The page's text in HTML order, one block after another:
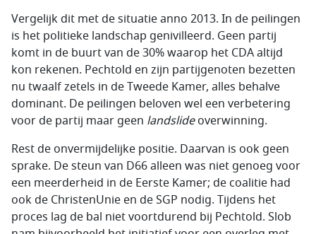
Vergelijk dit met de situatie anno 2013. In de peilingen
is het politieke landschap genivilleerd. Geen partij
komt in de buurt van de 30% waarop het CDA altijd
kon rekenen. Pechtold en zijn partijgenoten bezetten
nu twaalf zetels in de Tweede Kamer, alles behalve
dominant. De peilingen beloven wel een verbetering
voor de partij maar geen landslideoverwinning.
Rest de onvermijdelijke positie. Daarvan is ook geen
sprake. De steun van D66 alleen was niet genoeg voor
een meerderheid in de Eerste Kamer; de coalitie had
ook de ChristenUnie en de SGP nodig. Tijdens het
proces lag de bal niet voortdurend bij Pechtold. Slob